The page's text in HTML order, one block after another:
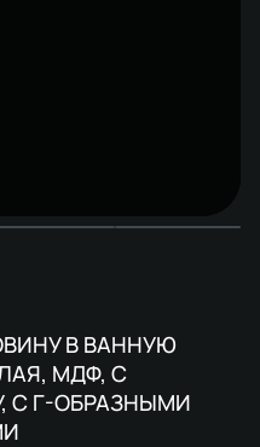
В ВАННУЮ
МДФ, С
С Г-ОБРАЗНЫМИ